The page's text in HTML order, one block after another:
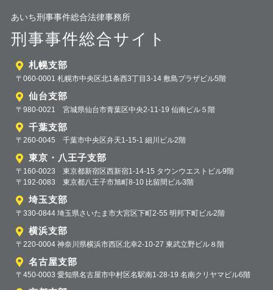
あいち刑事事件総合法律事務所
刑事事件総合サイト
札幌支部
〒060-0001 札幌市中央区北1条西3丁目3-14 敷島プラザビル5階
仙台支部
〒980-0021 宮城県仙台市青葉区中央2-11-19 仙南ビル５階
千葉支部
〒260-0045 千葉市中央区弁天1-15-1 細川ビル2階
東京・八王子支部
〒160-0023 東京都新宿区西新宿1-14-15 タウンウエストビル9階
〒192-0083 東京都八王子市旭町8-10 比留間ビル3階
埼玉支部
〒330-0844 埼玉県さいたま市大宮区下町2-55 明邦下町ビル2階
横浜支部
〒220-0004 神奈川県横浜市西区北幸2-10-27 東武立野ビル８階
名古屋支部
〒450-0003 愛知県名古屋市中村区名駅南1-28-19 名南クリヤマビル6階